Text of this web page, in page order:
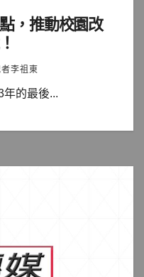
，推動校園改
李祖東
年的最後...